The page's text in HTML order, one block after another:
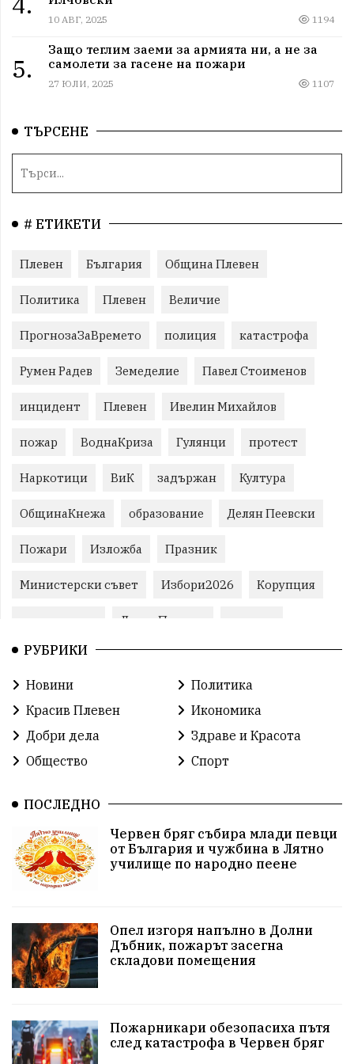
10 АВГ, 2025 1194
5.
Защо теглим заеми за армията ни, а не за
самолети за гасене на пожари
27 ЮЛИ, 2025 1107
ТЪРСЕНЕ
# ЕТИКЕТИ
Плевен България Община Плевен
Политика Плевен Величие
ПрогнозаЗаВремето полиция катастрофа
Румен Радев Земеделие Павел Стоименов
инцидент Плевен Ивелин Михайлов
пожар ВоднаКриза Гулянци протест
Наркотици ВиК задържан Култура
ОбщинаКнежа образование Делян Пеевски
Пожари Изложба Празник
Министерски съвет Избори2026 Корупция
ЛетниПожари
ОбластПлевен
Красив Плевен МВР
благотворителност Илияна Йотова
Общински съвет Общество Икономика
Ивелин Михайлов
здравеопазване концерт задържани
Бойко Борисов ПрогнозаЗаВремето ГЕРБ
протести Фолклор водоснабдяване
Левски Народно събрание
Новини Традиции Избори Разследване
РУБРИКИ
Новини
Политика
Красив Плевен
Икономика
Добри дела
Здраве и Красота
Общество
Спорт
ПОСЛЕДНО
Червен бряг събира млади певци
от България и чужбина в Лятно
училище по народно пеене
Опел изгоря напълно в Долни
Дъбник, пожарът засегна
складови помещения
Пожарникари обезопасиха пътя
след катастрофа в Червен бряг